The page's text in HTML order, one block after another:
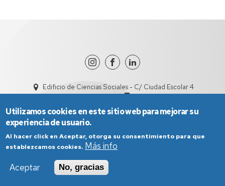
Edificio de Ciencias Sociales - C/ Ciudad Escolar 4
Aviso Legal
Condiciones generales de uso
Política de Privacidad
Utilizamos cookies en este sitio web para mejorar su
experiencia de usuario.
Al hacer click en Aceptar, otorga su consentimiento para que
establezcamos cookies. Más info
Aceptar
No, gracias